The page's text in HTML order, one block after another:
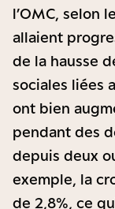
l’OMC, selon
allaient
de la hausse
sociales liées
ont bien
pendant des
depuis deux
exemple, la
de 2,8%, ce